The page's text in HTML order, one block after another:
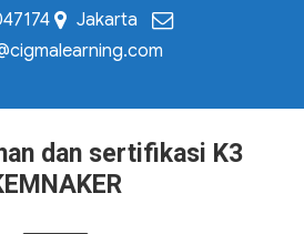
Jakarta
dan sertifikasi K3